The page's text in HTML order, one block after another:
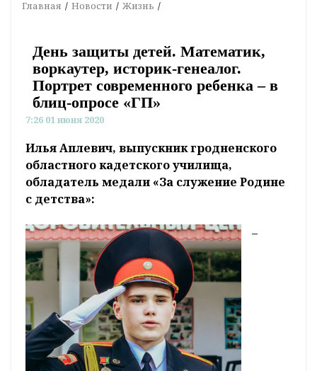
Главная Новости Жизнь
День защиты детей. Математик,
воркаутер, историк-генеалог.
Портрет современного ребенка – в
блиц-опросе «ГП»
7:26 01 июня 2020
Илья Аплевич, выпускник гродненского
областного кадетского училища,
обладатель медали «За служение Родине
с детства»:
–